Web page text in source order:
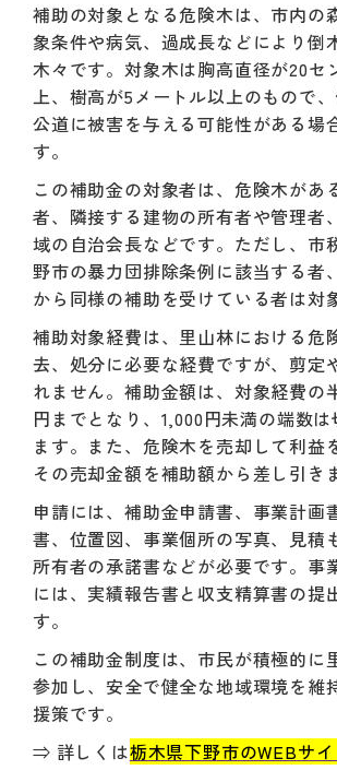
補助の対象となる危険木は、市内の
象条件や病気、過成長などにより倒
木々です。対象木は胸高直径が20セ
上、樹高が5メートル以上のもので
公道に被害を与える可能性がある場
す。
この補助金の対象者は、危険木があ
者、隣接する建物の所有者や管理者
域の自治会長などです。ただし、市
野市の暴力団排除条例に該当する者
から同様の補助を受けている者は対
補助対象経費は、里山林における危
去、処分に必要な経費ですが、剪定
れません。補助金額は、対象経費の
円までとなり、1,000円未満の端数
ます。また、危険木を売却して利益
その売却金額を補助額から差し引き
申請には、補助金申請書、事業計画
書、位置図、事業個所の写真、見積
所有者の承諾書などが必要です。事
には、実績報告書と収支精算書の提
す。
この補助金制度は、市民が積極的に
参加し、安全で健全な地域環境を維
援策です。
⇒ 詳しくは栃木県下野市のWEBサ